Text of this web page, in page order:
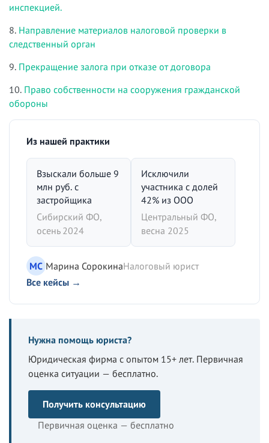
инспекцией.
8. Направление материалов налоговой проверки в
следственный орган
9. Прекращение залога при отказе от договора
10. Право собственности на сооружения гражданской
обороны
Из нашей практики
Взыскали больше 9
млн руб. с
застройщика
Сибирский ФО,
осень 2024
Исключили
участника с долей
42% из ООО
Центральный ФО,
весна 2025
МС Марина СорокинаНалоговый юрист
Все кейсы →
Нужна помощь юриста?
Юридическая фирма с опытом 15+ лет. Первичная
оценка ситуации — бесплатно.
Получить консультацию
Первичная оценка — бесплатно